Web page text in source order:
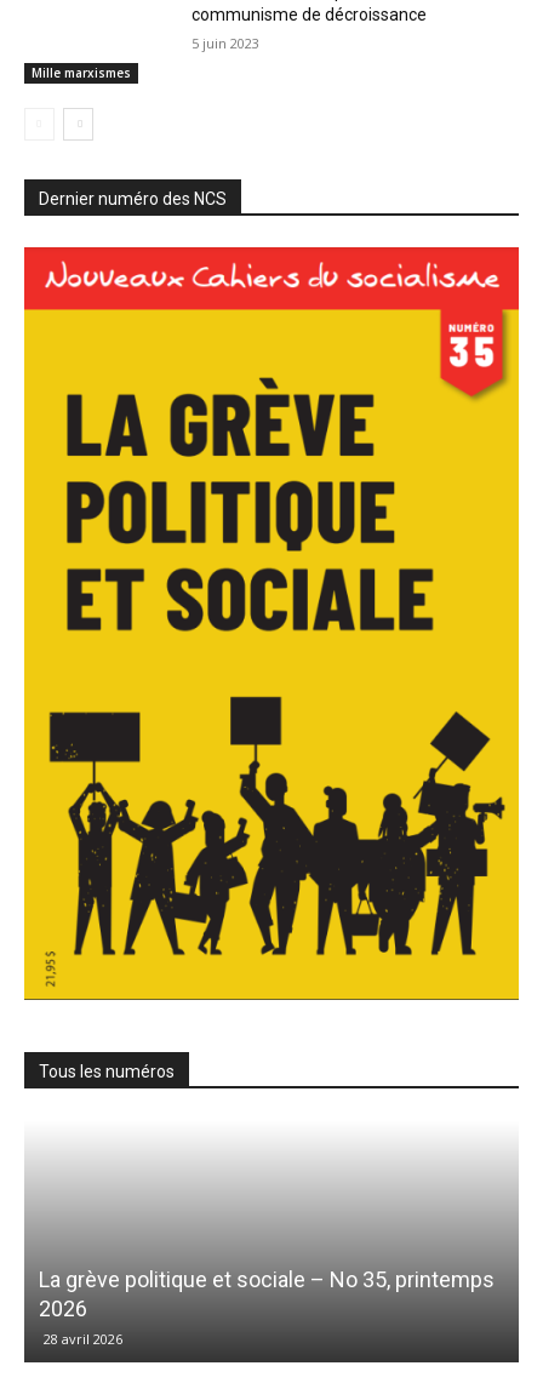
Mille marxismes
communisme de décroissance
5 juin 2023
Dernier numéro des NCS
Tous les numéros
La grève politique et sociale – No 35, printemps
2026
28 avril 2026